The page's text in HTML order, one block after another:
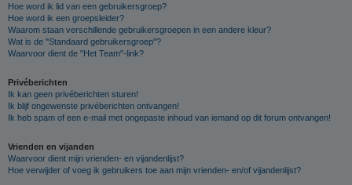
Hoe word ik lid van een gebruikersgroep?
Hoe word ik een groepsleider?
Waarom staan verschillende gebruikersgroepen in een andere kleur?
Wat is de "Standaard gebruikersgroep"?
Waarvoor dient de "Het Team"-link?
Privéberichten
Ik kan geen privéberichten sturen!
Ik blijf ongewenste privéberichten ontvangen!
Ik heb spam of een e-mail met ongepaste inhoud van iemand op dit forum ontvangen!
Vrienden en vijanden
Waarvoor dient mijn vrienden- en vijandenlijst?
Hoe verwijder of voeg ik gebruikers toe aan mijn vrienden- en/of vijandenlijst?